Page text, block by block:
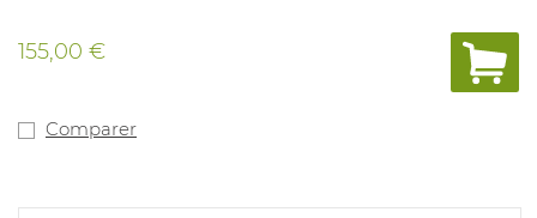
155,00 €
Comparer